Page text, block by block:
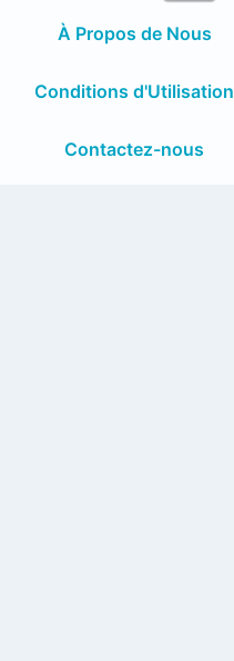
À Propos de Nous
Conditions d'Utilisation
Contactez-nous